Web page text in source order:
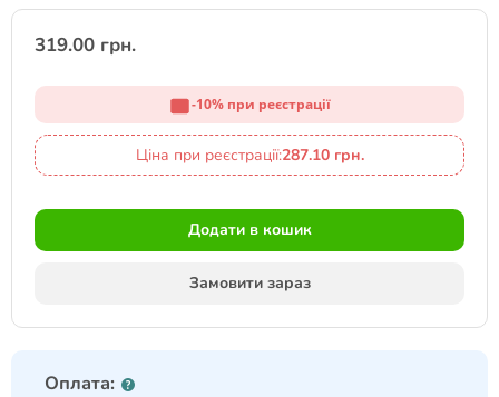
319.00 грн.
-10% при реєстрації
Ціна при реєстрації:287.10 грн.
Додати в кошик
Замовити зараз
Оплата: